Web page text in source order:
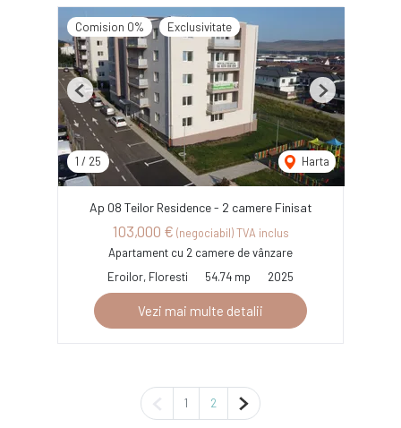
Comision 0% Exclusivitate
1 / 25 Harta
Previous Next
Ap 08 Teilor Residence - 2 camere Finisat
103,000 € (negociabil) TVA inclus
Apartament cu 2 camere de vânzare
Eroilor, Floresti
54.74 mp 2025
Vezi mai multe detalii
Pagina anterioară
1 2 Pagina următoare